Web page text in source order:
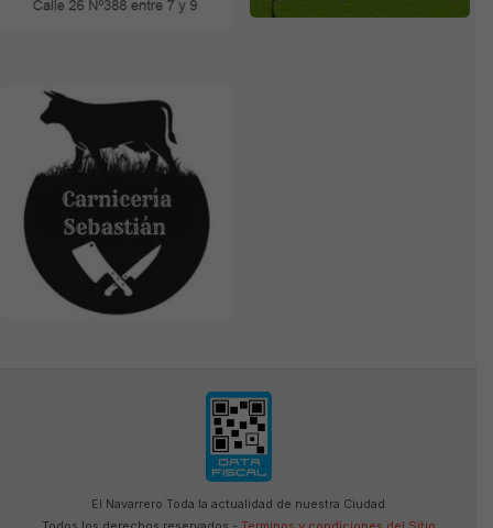
El Navarrero Toda la actualidad de nuestra Ciudad